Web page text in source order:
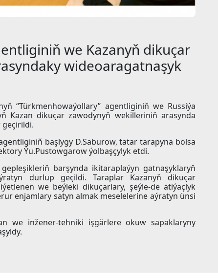
we Kazanyň dikuçar
wideoaragatnaşyk
“Türkmenhowaýollary” agentliginiň we Russiýa
Kazan dikuçar zawodynyň wekilleriniň arasynda
geçirildi.
başlygy D.Saburow, tatar tarapyna bolsa
Ýu.Pustowgarow ýolbaşçylyk etdi.
barşynda ikitaraplaýyn gatnaşyklaryň
durlup geçildi. Taraplar Kazanyň dikuçar
we beýleki dikuçarlary, şeýle-de ätiýaçlyk
enjamlary satyn almak meselelerine aýratyn ünsi
we inžener-tehniki işgärlere okuw sapaklaryny